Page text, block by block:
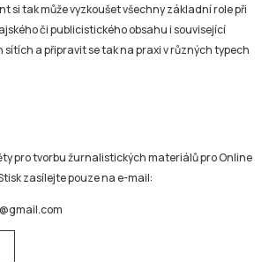
si tak může vyzkoušet všechny základní role při
či publicistického obsahu i související
a připravit se tak na praxi v různých typech
pro tvorbu žurnalistických materiálů pro Online
zasílejte pouze na e-mail: